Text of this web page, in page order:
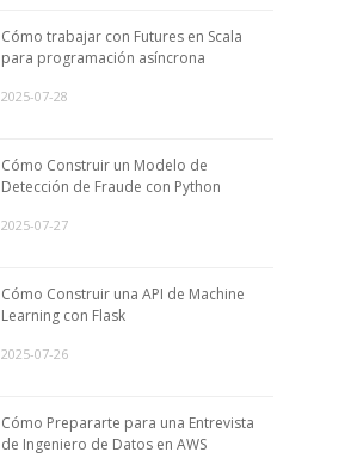
Cómo trabajar con Futures en Scala
para programación asíncrona
2025-07-28
Cómo Construir un Modelo de
Detección de Fraude con Python
2025-07-27
Cómo Construir una API de Machine
Learning con Flask
2025-07-26
Cómo Prepararte para una Entrevista
de Ingeniero de Datos en AWS